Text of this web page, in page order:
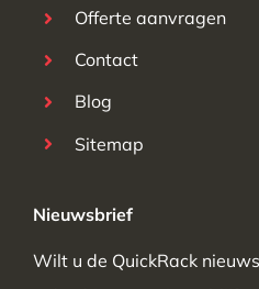
Offerte aanvragen
Contact
Blog
Sitemap
Nieuwsbrief
Wilt u de QuickRack